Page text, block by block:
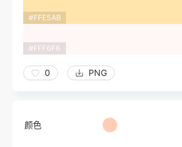
#FFE5AB
#FFF6F6
0 PNG
颜色